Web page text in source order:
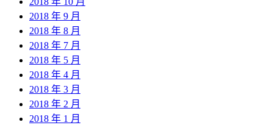
2018 年 9 月
2018 年 8 月
2018 年 7 月
2018 年 5 月
2018 年 4 月
2018 年 3 月
2018 年 2 月
2018 年 1 月